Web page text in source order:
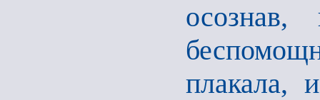
плакала,